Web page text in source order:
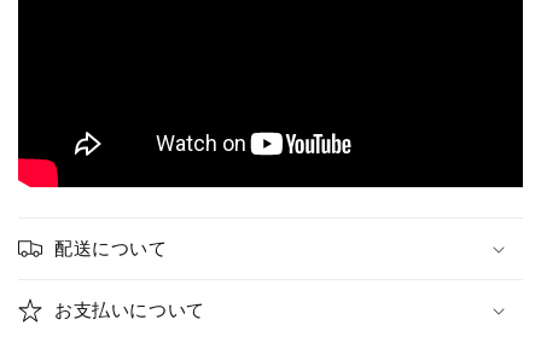
配送について
お支払いについて